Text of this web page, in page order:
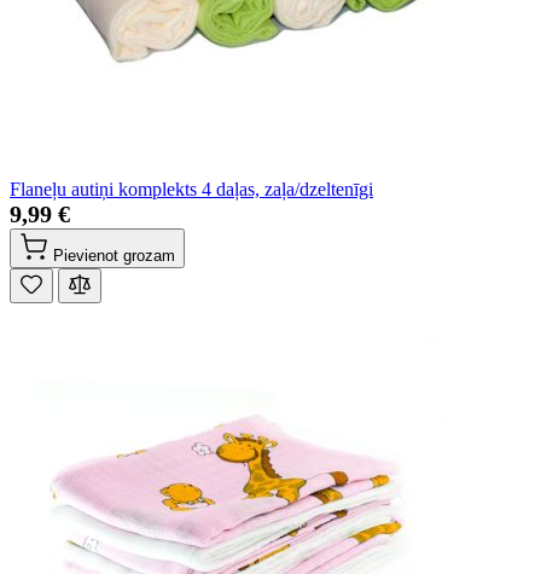
Flaneļu autiņi komplekts 4 daļas, zaļa/dzeltenīgi
9,99 €
Pievienot grozam